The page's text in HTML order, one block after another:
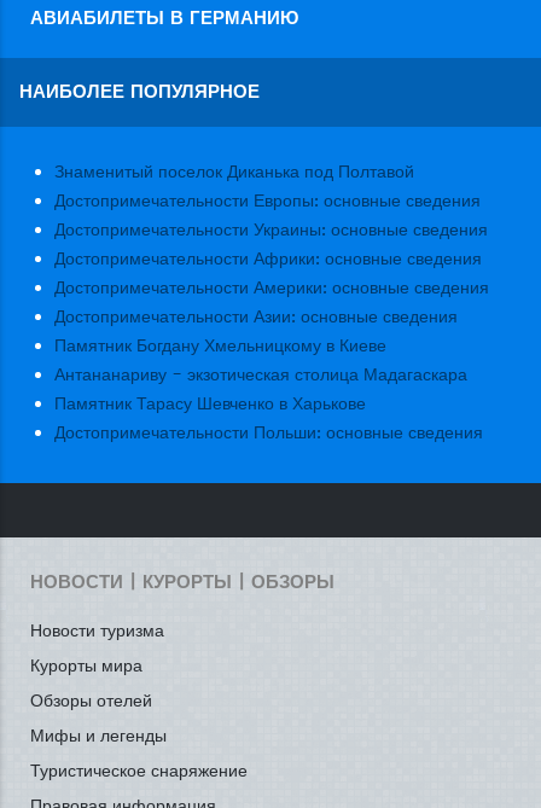
АВИАБИЛЕТЫ В ГЕРМАНИЮ
НАИБОЛЕЕ ПОПУЛЯРНОЕ
Знаменитый поселок Диканька под Полтавой
Достопримечательности Европы: основные сведения
Достопримечательности Украины: основные сведения
Достопримечательности Африки: основные сведения
Достопримечательности Америки: основные сведения
Достопримечательности Азии: основные сведения
Памятник Богдану Хмельницкому в Киеве
Антананариву - экзотическая столица Мадагаскара
Памятник Тарасу Шевченко в Харькове
Достопримечательности Польши: основные сведения
НОВОСТИ | КУРОРТЫ | ОБЗОРЫ
Новости туризма
Курорты мира
Обзоры отелей
Мифы и легенды
Туристическое снаряжение